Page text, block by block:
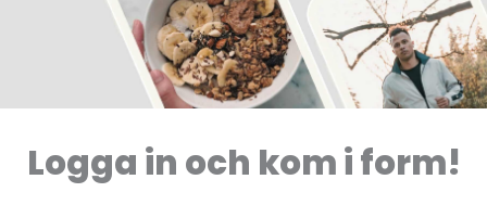
Logga in och kom i form!